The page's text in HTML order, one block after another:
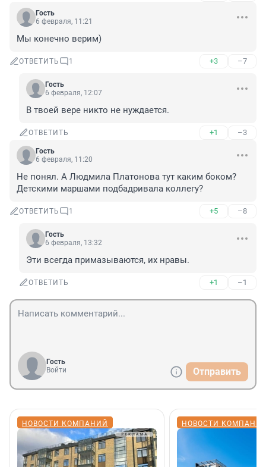
Гость
6 февраля, 11:21
Мы конечно верим)
ОТВЕТИТЬ 1 +3 –7
Гость
6 февраля, 12:07
В твоей вере никто не нуждается.
ОТВЕТИТЬ +1 –3
Гость
6 февраля, 11:20
Не понял. А Людмила Платонова тут каким боком?
Детскими маршами подбадривала коллегу?
ОТВЕТИТЬ 1 +5 –8
Гость
6 февраля, 13:32
Эти всегда примазываются, их нравы.
ОТВЕТИТЬ +1 –1
Гость
Войти
Отправить
НОВОСТИ КОМПАНИЙ НОВОСТИ